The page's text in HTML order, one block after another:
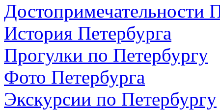
Достопримечательности
История Петербурга
Прогулки по Петербургу
Фото Петербурга
Экскурсии по Петербургу